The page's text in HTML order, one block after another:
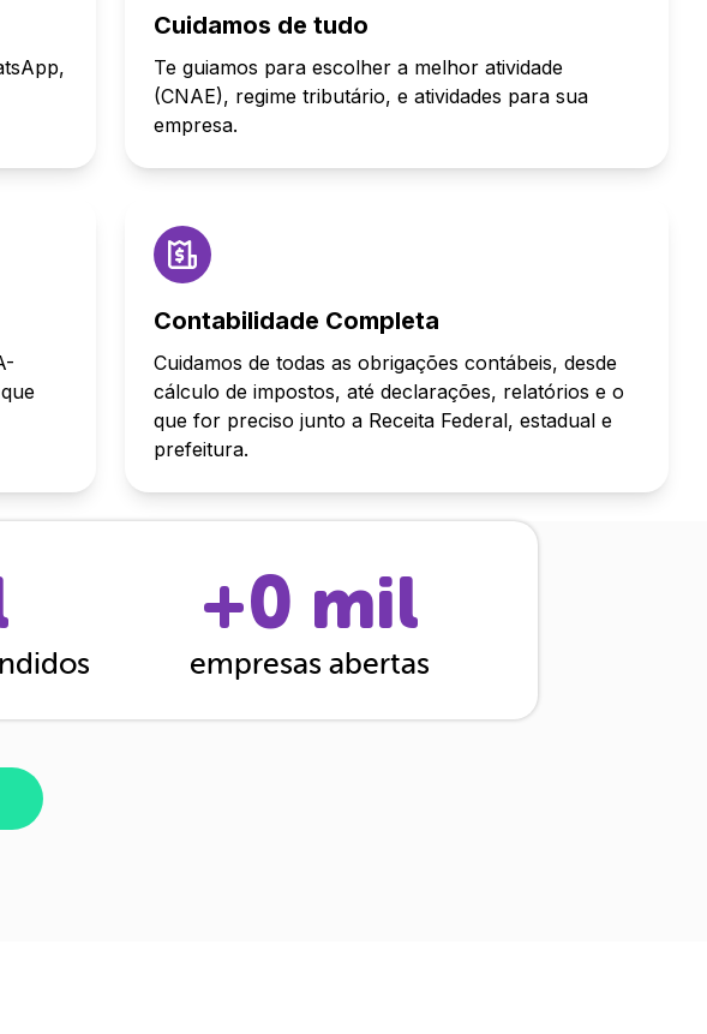
Cuidamos de tudo
Te guiamos para escolher a melhor atividade
(CNAE), regime tributário, e atividades para sua
empresa.
Contabilidade Completa
Cuidamos de todas as obrigações contábeis, desde
cálculo de impostos, até declarações, relatórios e o
que for preciso junto a Receita Federal, estadual e
prefeitura.
+0 mil
empresas abertas